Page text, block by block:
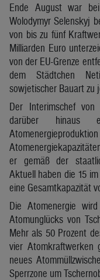
Ende August war
Wolodymyr Selenskyj
von bis zu fünf
Milliarden Euro
von der EU-Grenze
dem Städtchen
sowjetischer Bauart zu
Der Interimschef
darüber hinaus
er gemäß der
Aktuell haben die 15
eine Gesamtkapazität
Die Atomenergie
Atomunglücks von
Mehr als 50 Prozent
vier Atomkraftwerken
neues
Sperrzone um